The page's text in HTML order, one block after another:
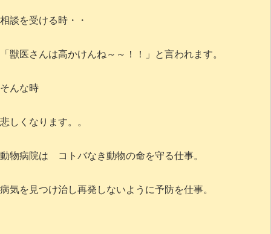
相談を受ける時・・
「獣医さんは高かけんね～～！！」と言われます。
そんな時
悲しくなります。。
動物病院は コトバなき動物の命を守る仕事。
病気を見つけ治し再発しないように予防を仕事。